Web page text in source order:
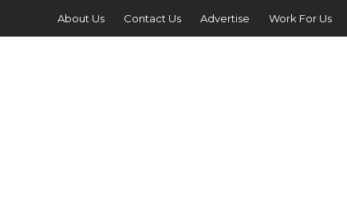
About Us Contact Us Advertise Work For Us